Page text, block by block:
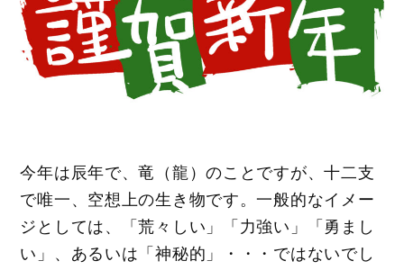
今年は辰年で、竜（龍）のことですが、十二支
で唯一、空想上の生き物です。一般的なイメー
ジとしては、「荒々しい」「力強い」「勇まし
い」、あるいは「神秘的」・・・ではないでし